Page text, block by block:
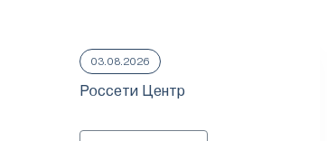
03.08.2026
Россети Центр